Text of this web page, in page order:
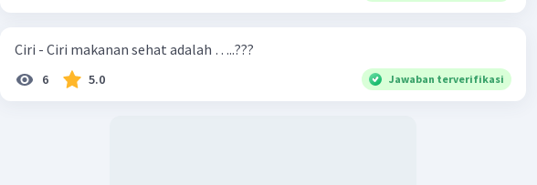
Ciri - Ciri makanan sehat adalah …..???
6 5.0 Jawaban terverifikasi